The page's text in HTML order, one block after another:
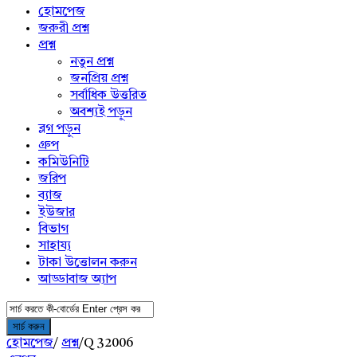
menu
হোমপেজ
জরুরী প্রশ্ন
প্রশ্ন
নতুন প্রশ্ন
জনপ্রিয় প্রশ্ন
সর্বাধিক উত্তরিত
অবশ্যই পড়ুন
ব্লগ পড়ুন
গ্রুপ
কমিউনিটি
জরিপ
ব্যাজ
ইউজার
বিভাগ
সাহায্য
টাকা উত্তোলন করুন
আড্ডাবাজ অ্যাপ
হোমপেজ/ প্রশ্ন/Q 32006